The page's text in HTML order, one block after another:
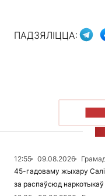
ПАДЗЯЛІЦЦА:
12:55 09.08.2026
45-гадоваму жыхару
за распаўсюд наркотыкаў